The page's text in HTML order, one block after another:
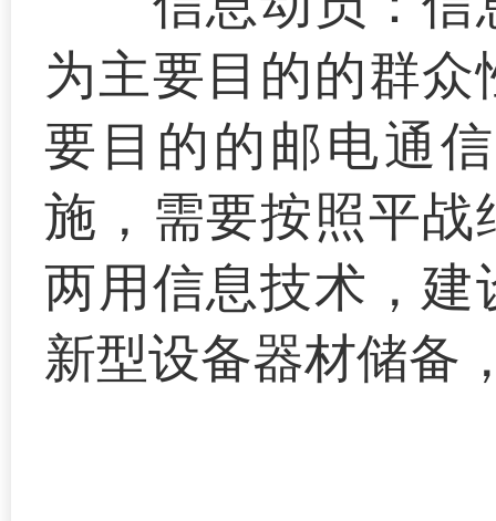
为主要目的的群
要目的的邮电通
施，需要按照平
两用信息技术，
新型设备器材储备